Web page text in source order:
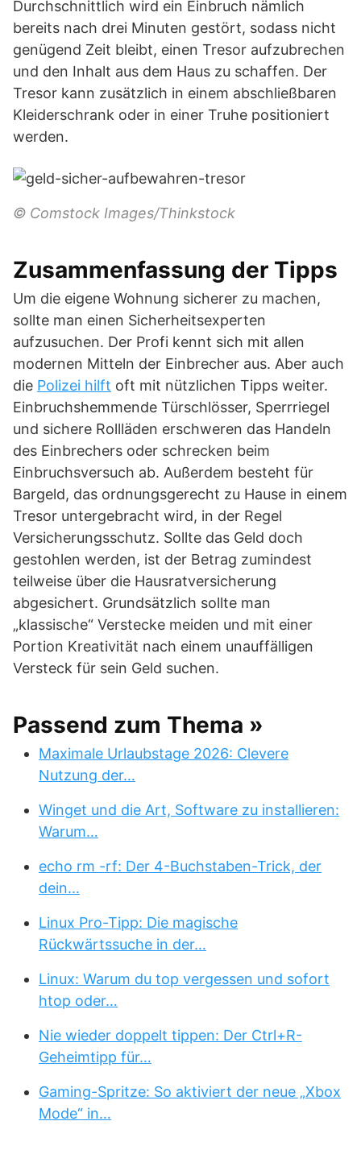
Durchschnittlich wird ein Einbruch nämlich
bereits nach drei Minuten gestört, sodass nicht
genügend Zeit bleibt, einen Tresor aufzubrechen
und den Inhalt aus dem Haus zu schaffen. Der
Tresor kann zusätzlich in einem abschließbaren
Kleiderschrank oder in einer Truhe positioniert
werden.
© Comstock Images/Thinkstock
Zusammenfassung der Tipps
Um die eigene Wohnung sicherer zu machen,
sollte man einen Sicherheitsexperten
aufzusuchen. Der Profi kennt sich mit allen
modernen Mitteln der Einbrecher aus. Aber auch
die Polizei hilft oft mit nützlichen Tipps weiter.
Einbruchshemmende Türschlösser, Sperrriegel
und sichere Rollläden erschweren das Handeln
des Einbrechers oder schrecken beim
Einbruchsversuch ab. Außerdem besteht für
Bargeld, das ordnungsgerecht zu Hause in einem
Tresor untergebracht wird, in der Regel
Versicherungsschutz. Sollte das Geld doch
gestohlen werden, ist der Betrag zumindest
teilweise über die Hausratversicherung
abgesichert. Grundsätzlich sollte man
„klassische“ Verstecke meiden und mit einer
Portion Kreativität nach einem unauffälligen
Versteck für sein Geld suchen.
Passend zum Thema »
Maximale Urlaubstage 2026: Clevere
Nutzung der…
Winget und die Art, Software zu installieren:
Warum…
echo rm -rf: Der 4-Buchstaben-Trick, der
dein…
Linux Pro-Tipp: Die magische
Rückwärtssuche in der…
Linux: Warum du top vergessen und sofort
htop oder…
Nie wieder doppelt tippen: Der Ctrl+R-
Geheimtipp für…
Gaming-Spritze: So aktiviert der neue „Xbox
Mode“ in…